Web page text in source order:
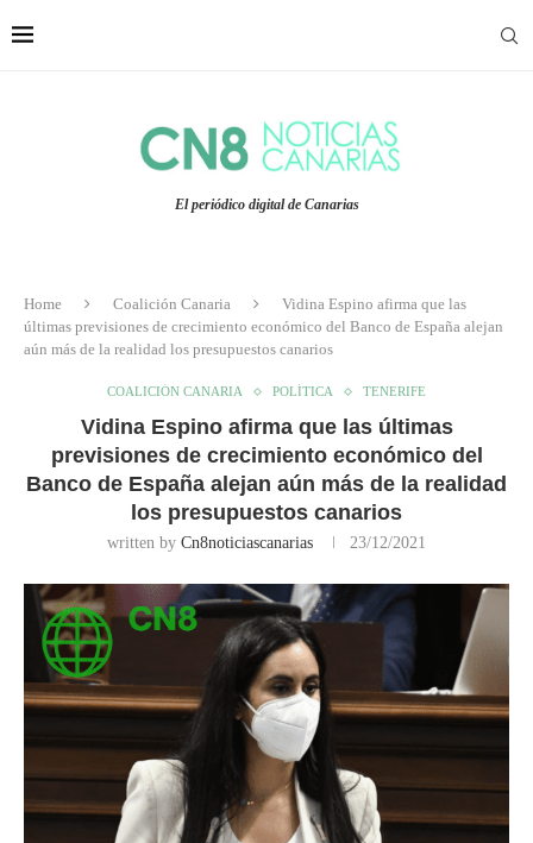
El periódico digital de Canarias
Home Coalición Canaria
Vidina Espino afirma que las
últimas previsiones de crecimiento económico del Banco de España alejan
aún más de la realidad los presupuestos canarios
COALICIÓN CANARIA POLÍTICA TENERIFE
Vidina Espino afirma que las últimas
previsiones de crecimiento económico del
Banco de España alejan aún más de la realidad
los presupuestos canarios
written by Cn8noticiascanarias 23/12/2021